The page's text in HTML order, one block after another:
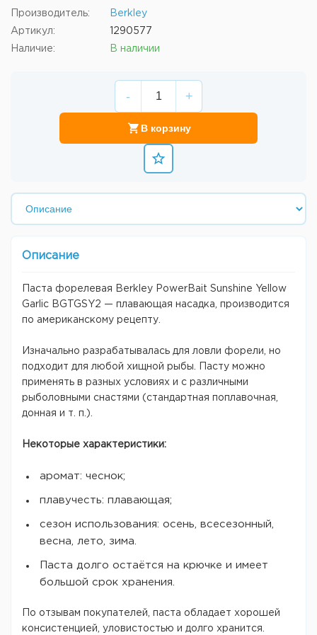
Производитель: Berkley
Артикул: 1290577
Наличие: В наличии
- +
В корзину
Описание
Паста форелевая Berkley PowerBait Sunshine Yellow
Garlic BGTGSY2 — плавающая насадка, производится
по американскому рецепту.
Изначально разрабатывалась для ловли форели, но
подходит для любой хищной рыбы. Пасту можно
применять в разных условиях и с различными
рыболовными снастями (стандартная поплавочная,
донная и т. п.).
Некоторые характеристики:
аромат: чеснок;
плавучесть: плавающая;
сезон использования: осень, всесезонный,
весна, лето, зима.
Паста долго остаётся на крючке и имеет
большой срок хранения.
По отзывам покупателей, паста обладает хорошей
консистенцией, уловистостью и долго хранится.